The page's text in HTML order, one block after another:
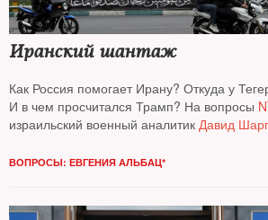
Иранский шантаж
Как Россия помогает Ирану? Откуда у
И в чем просчитался Трамп? На вопросы
израильский военный аналитик Давид
ВОПРОСЫ: ЕВГЕНИЯ АЛЬБАЦ*